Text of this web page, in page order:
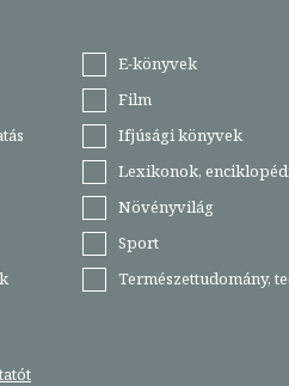
E-könyvek
Film
Ifjúsági könyvek
Lexikonok,
Növényvilág
Sport
Természettudomány,